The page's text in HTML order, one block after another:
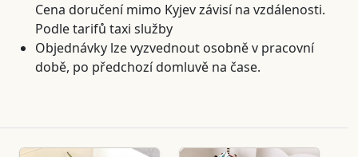
Cena doručení mimo Kyjev závisí na vzdálenosti.
Podle tarifů taxi služby
Objednávky lze vyzvednout osobně v pracovní
době, po předchozí domluvě na čase.